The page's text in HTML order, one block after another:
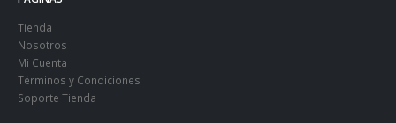
Tienda
Nosotros
Mi Cuenta
Términos y Condiciones
Soporte Tienda